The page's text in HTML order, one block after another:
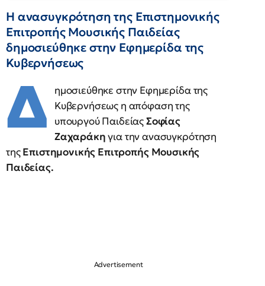
Η ανασυγκρότηση της Επιστημονικής
Επιτροπής Μουσικής Παιδείας
δημοσιεύθηκε στην Εφημερίδα της
Κυβερνήσεως
Δ
ημοσιεύθηκε στην Εφημερίδα της
Κυβερνήσεως η απόφαση της
υπουργού ΠαιδείαςΣοφίας
Ζαχαράκηγια την ανασυγκρότηση
τηςΕπιστημονικής Επιτροπής Μουσικής
Παιδείας.